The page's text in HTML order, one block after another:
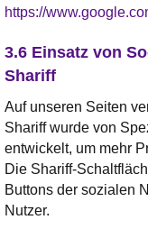
https://
3.6 Einsatz von
Shariff
Auf unseren Seiten
Shariff wurde von
entwickelt, um mehr
Die Shariff-
Buttons der sozialen
Nutzer.